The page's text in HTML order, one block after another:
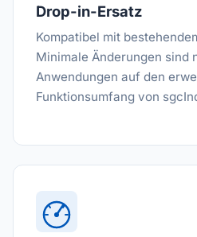
Drop-in-Ersatz
Kompatibel mit
Minimale Änderungen sind
Anwendungen auf den
Funktionsumfang von